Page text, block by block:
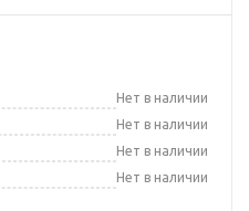
Нет в наличии
Нет в наличии
Нет в наличии
Нет в наличии